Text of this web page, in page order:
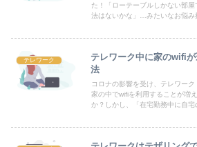
た！「ローテーブルしかない部
法はないかな」…みたいなお悩み
テレワーク
テレワーク中に家のwifi
法
コロナの影響を受け、テレワー
家の中でwifiを利用することが増
か？しかし、「在宅勤務中に自宅